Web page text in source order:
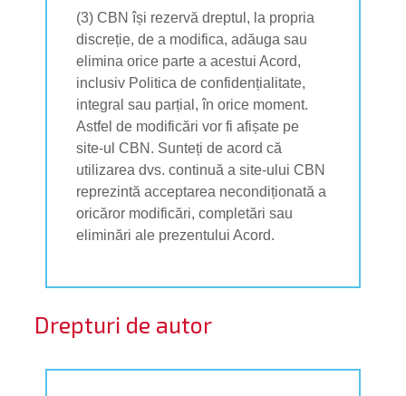
(3) CBN își rezervă dreptul, la propria
discreție, de a modifica, adăuga sau
elimina orice parte a acestui Acord,
inclusiv Politica de confidențialitate,
integral sau parțial, în orice moment.
Astfel de modificări vor fi afișate pe
site-ul CBN. Sunteți de acord că
utilizarea dvs. continuă a site-ului CBN
reprezintă acceptarea necondiționată a
oricăror modificări, completări sau
eliminări ale prezentului Acord.
Drepturi de autor